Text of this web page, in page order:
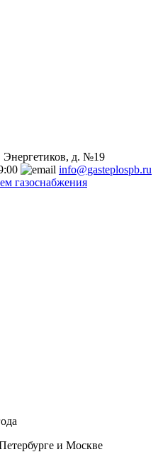
Энергетиков, д. №19
info@gasteplospb.ru
газоснабжения
и Москве